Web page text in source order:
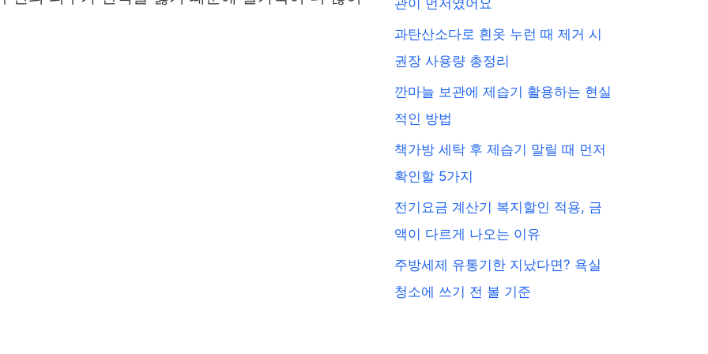
관이 먼저였어요
과탄산소다로 흰옷 누런 때 제거 시
권장 사용량 총정리
깐마늘 보관에 제습기 활용하는 현실
적인 방법
책가방 세탁 후 제습기 말릴 때 먼저
확인할 5가지
전기요금 계산기 복지할인 적용, 금
액이 다르게 나오는 이유
주방세제 유통기한 지났다면? 욕실
청소에 쓰기 전 볼 기준